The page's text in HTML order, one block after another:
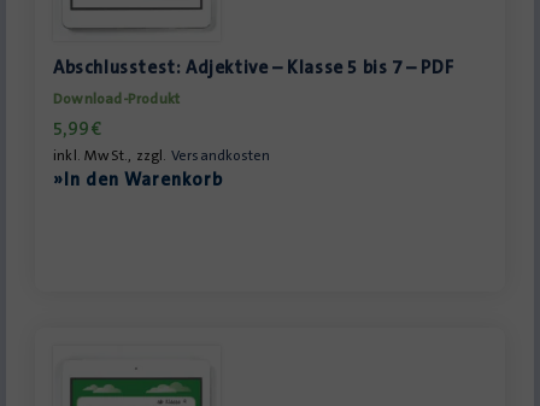
Abschlusstest: Adjektive – Klasse 5 bis 7 – PDF
Download-Produkt
5,99€
inkl. MwSt., zzgl. Versandkosten
»In den Warenkorb